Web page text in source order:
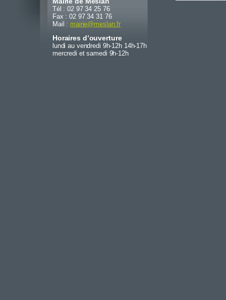
Tél : 02 97 34 25 76
Fax : 02 97 34 31 76
Mail : mairie@meslan.fr
Horaires d’ouverture
lundi au vendredi 9h-12h 14h-17h
mercredi et samedi 9h-12h